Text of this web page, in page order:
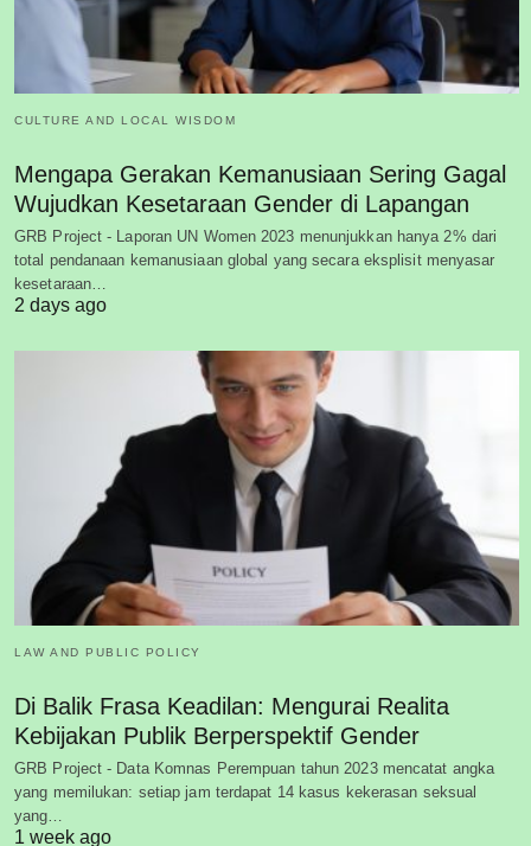
CULTURE AND LOCAL WISDOM
Mengapa Gerakan Kemanusiaan Sering Gagal
Wujudkan Kesetaraan Gender di Lapangan
GRB Project - Laporan UN Women 2023 menunjukkan hanya 2% dari
total pendanaan kemanusiaan global yang secara eksplisit menyasar
kesetaraan…
2 days ago
LAW AND PUBLIC POLICY
Di Balik Frasa Keadilan: Mengurai Realita
Kebijakan Publik Berperspektif Gender
GRB Project - Data Komnas Perempuan tahun 2023 mencatat angka
yang memilukan: setiap jam terdapat 14 kasus kekerasan seksual
yang…
1 week ago